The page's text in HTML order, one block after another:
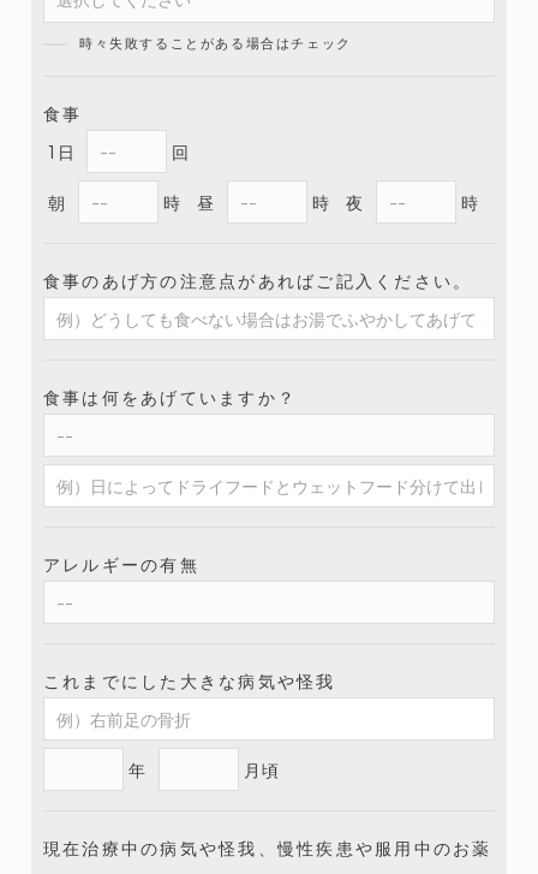
時々失敗することがある場合はチェック
食事
1日
回
朝 時 昼 時 夜 時
食事のあげ方の注意点があればご記入ください。
食事は何をあげていますか？
アレルギーの有無
これまでにした大きな病気や怪我
年 月頃
現在治療中の病気や怪我、慢性疾患や服用中のお薬